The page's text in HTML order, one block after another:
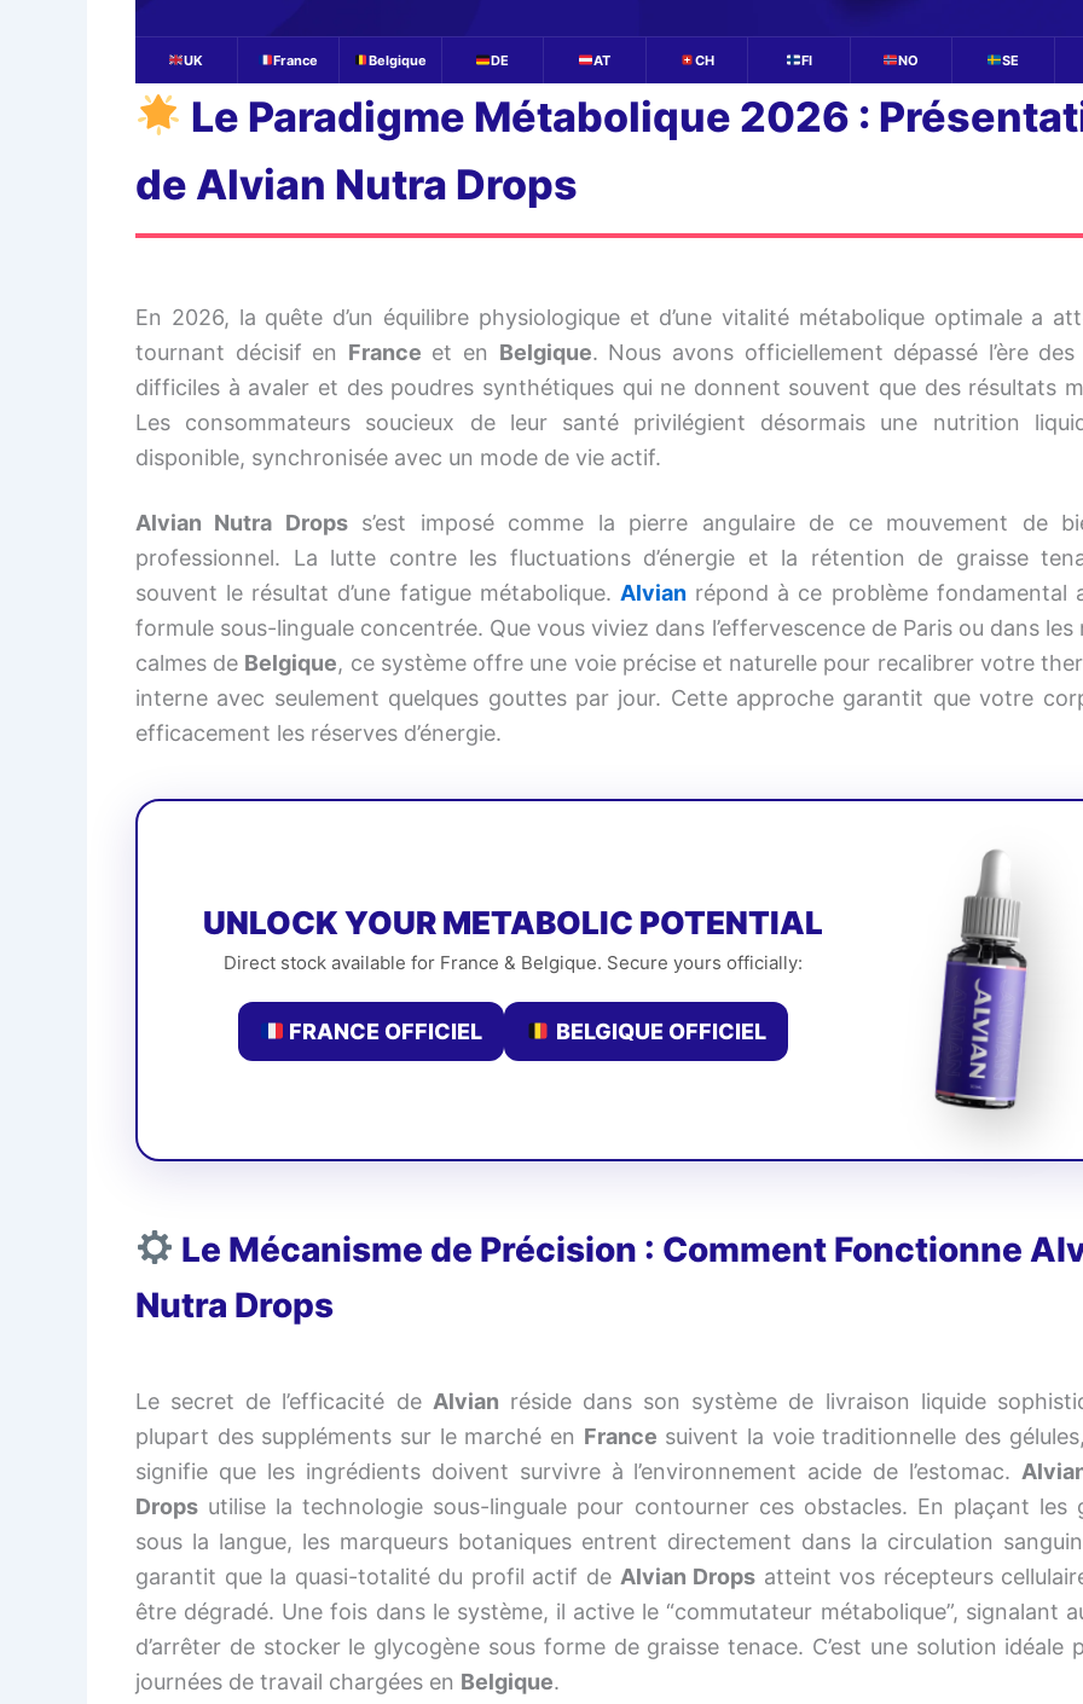
UK France Belgique DE AT CH FI NO SE
Le Paradigme Métabolique 2026 :
de Alvian Nutra Drops
En 2026, la quête d’un équilibre physiologique et d’une vitalité métabolique optimale a
tournant décisif en France et en Belgique. Nous avons officiellement dépassé l’ère des
difficiles à avaler et des poudres synthétiques qui ne donnent souvent que des résultats
Les consommateurs soucieux de leur santé privilégient désormais une nutrition
disponible, synchronisée avec un mode de vie actif.
Alvian Nutra Dropss’est imposé comme la pierre angulaire de ce mouvement de
professionnel. La lutte contre les fluctuations d’énergie et la rétention de graisse
souvent le résultat d’une fatigue métabolique. Alvianrépond à ce problème fondamental
formule sous-linguale concentrée. Que vous viviez dans l’effervescence de Paris ou dans les
calmes de Belgique, ce système offre une voie précise et naturelle pour recalibrer votre
interne avec seulement quelques gouttes par jour. Cette approche garantit que votre
efficacement les réserves d’énergie.
UNLOCK YOUR METABOLIC POTENTIAL
Direct stock available for France & Belgique. Secure yours officially:
FRANCE OFFICIEL BELGIQUE OFFICIEL
Le Mécanisme de Précision : Comment Fonctionne
Nutra Drops
Le secret de l’efficacité de Alvian réside dans son système de livraison liquide
plupart des suppléments sur le marché en France suivent la voie traditionnelle des
signifie que les ingrédients doivent survivre à l’environnement acide de l’estomac.
Drops utilise la technologie sous-linguale pour contourner ces obstacles. En plaçant les
sous la langue, les marqueurs botaniques entrent directement dans la circulation
garantit que la quasi-totalité du profil actif de Alvian Drops atteint vos récepteurs
être dégradé. Une fois dans le système, il active le “commutateur métabolique”, signalant
d’arrêter de stocker le glycogène sous forme de graisse tenace. C’est une solution idéale
journées de travail chargées en Belgique.